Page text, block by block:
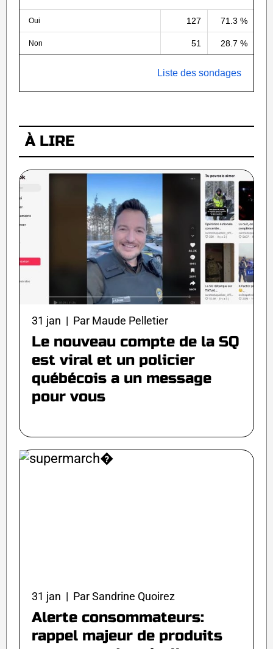
Oui 127 71.3 %
Non 51 28.7 %
Liste des sondages
À LIRE
31 jan | Par Maude Pelletier
Le nouveau compte de la SQ
est viral et un policier
québécois a un message
pour vous
31 jan | Par Sandrine Quoirez
Alerte consommateurs:
rappel majeur de produits